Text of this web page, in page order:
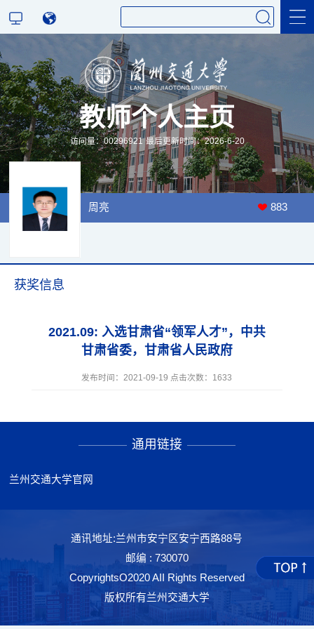
科学研究
教学研究
教师个人主页
访问量：00296921 最后更新时间：2026-6-20
周亮 883
获奖信息
2021.09: 入选甘肃省“领军人才”，中共
甘肃省委，甘肃省人民政府
发布时间：2021-09-19 点击次数： 1633
通用链接
兰州交通大学官网
通讯地址:兰州市安宁区安宁西路88号
邮编 : 730070
CopyrightsO2020 AII Rights Reserved
版权所有兰州交通大学